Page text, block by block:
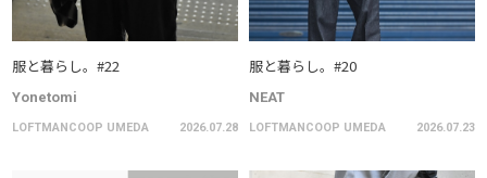
服と暮らし。#22
Yonetomi
LOFTMANCOOP UMEDA 2026.07.28
服と暮らし。#20
NEAT
LOFTMANCOOP UMEDA 2026.07.23